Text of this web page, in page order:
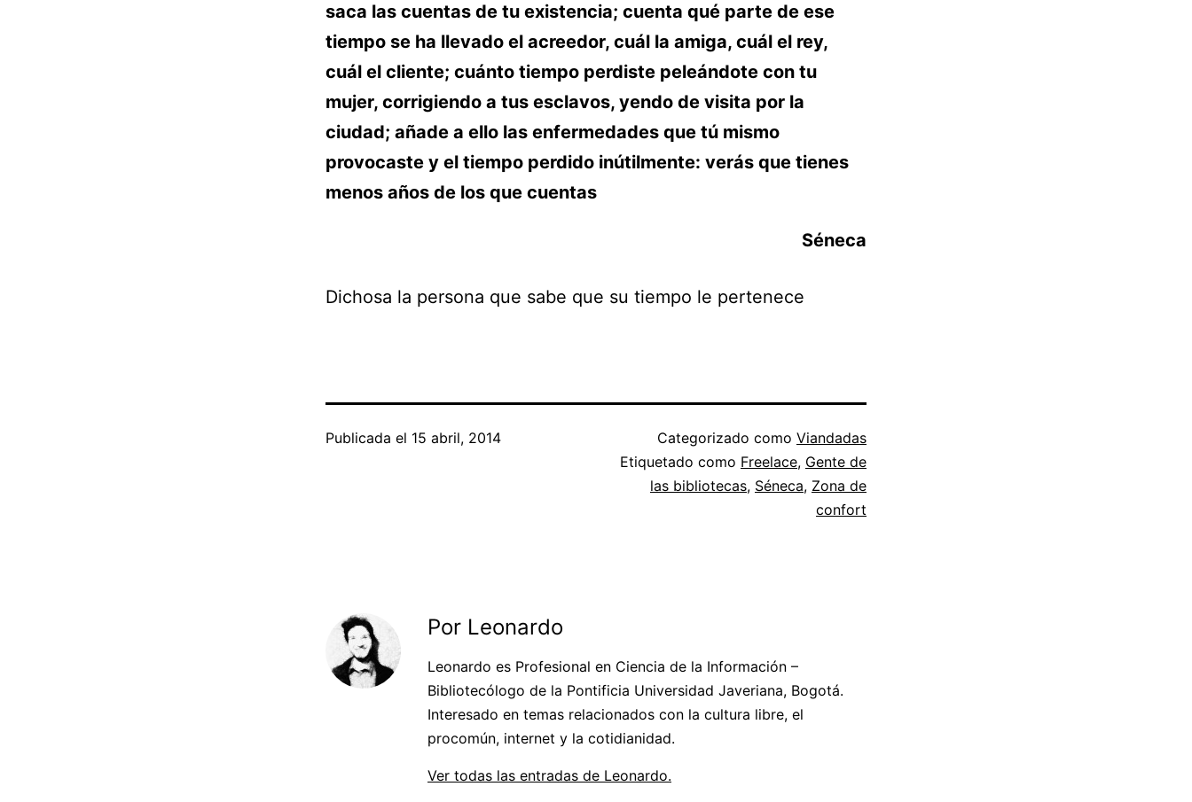
saca las cuentas de tu existencia; cuenta qué parte de ese
tiempo se ha llevado el acreedor, cuál la amiga, cuál el rey,
cuál el cliente; cuánto tiempo perdiste peleándote con tu
mujer, corrigiendo a tus esclavos, yendo de visita por la
ciudad; añade a ello las enfermedades que tú mismo
provocaste y el tiempo perdido inútilmente: verás que tienes
menos años de los que cuentas
Séneca
Dichosa la persona que sabe que su tiempo le pertenece
Publicada el 15 abril, 2014 Categorizado como Viandadas
Etiquetado como Freelace, Gente de
las bibliotecas, Séneca, Zona de
confort
Por Leonardo
Leonardo es Profesional en Ciencia de la Información –
Bibliotecólogo de la Pontificia Universidad Javeriana, Bogotá.
Interesado en temas relacionados con la cultura libre, el
procomún, internet y la cotidianidad.
Ver todas las entradas de Leonardo.